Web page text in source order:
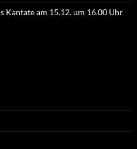
Kantate am 15.12. um 16.00 Uhr